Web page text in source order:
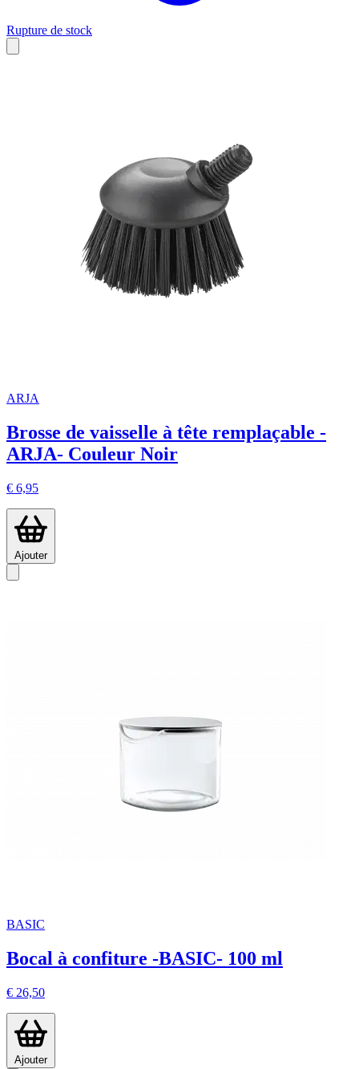
Rupture de stock
ARJA
Brosse de vaisselle à tête remplaçable -
ARJA- Couleur Noir
€ 6,95
Ajouter
BASIC
Bocal à confiture -BASIC- 100 ml
€ 26,50
Ajouter